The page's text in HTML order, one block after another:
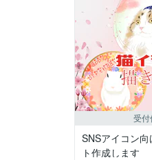
受付
SNSアイコン
ト作成します